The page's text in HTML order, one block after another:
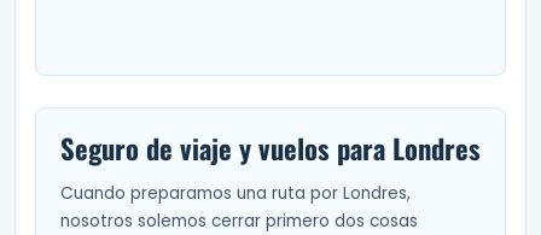
Seguro de viaje y vuelos para Londres
Cuando preparamos una ruta por Londres,
nosotros solemos cerrar primero dos cosas